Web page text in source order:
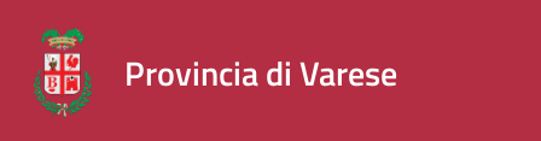
Provincia di Varese